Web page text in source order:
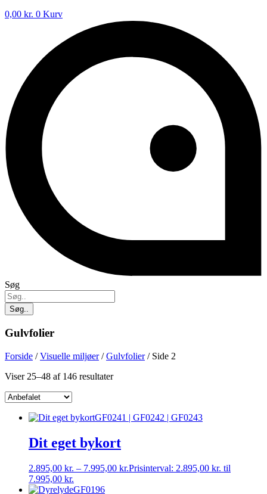
0,00 kr. 0 Kurv
Søg
Søg..
Gulvfolier
Forside /Visuelle miljøer/Gulvfolier/ Side 2
Viser 25–48 af 146 resultater
GF0241 | GF0242 | GF0243
Dit eget bykort
2.895,00 kr. – 7.995,00 kr.Prisinterval: 2.895,00 kr. til
7.995,00 kr.
GF0196